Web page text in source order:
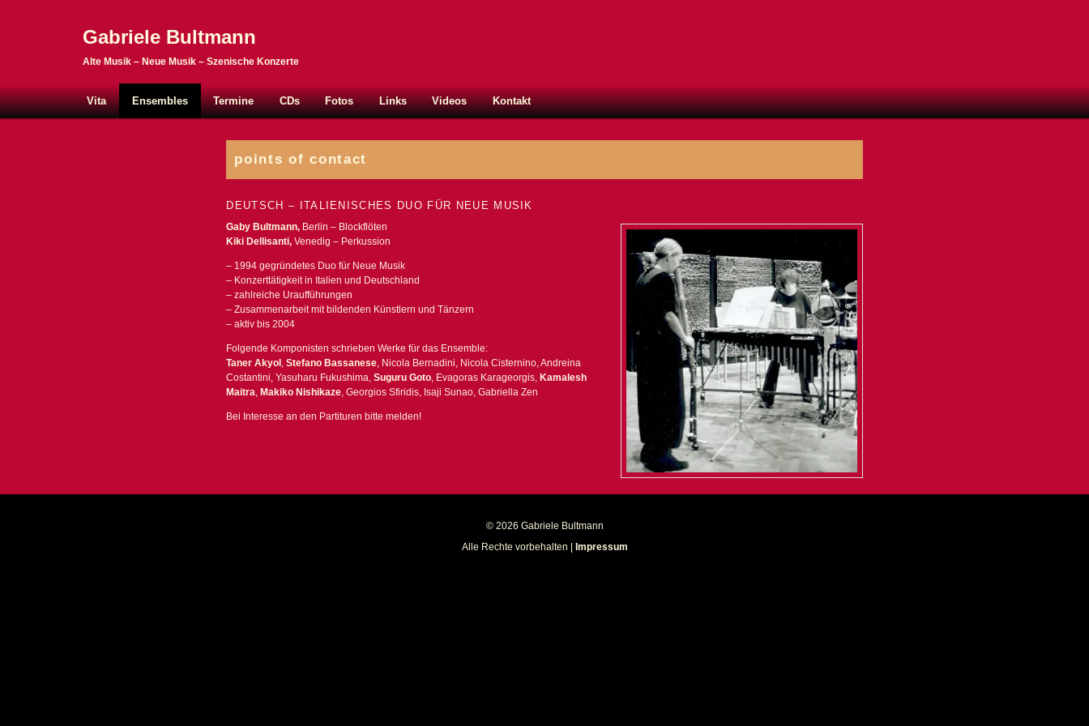
Gabriele Bultmann
Alte Musik – Neue Musik – Szenische Konzerte
Hauptmenü
Zum Inhalt wechseln
Zum sekundären Inhalt wechseln
Vita Ensembles Termine CDs Fotos Links Videos Kontakt
points of contact
DEUTSCH – ITALIENISCHES DUO FÜR NEUE MUSIK
Gaby Bultmann, Berlin – Blockflöten
Kiki Dellisanti, Venedig – Perkussion
– 1994 gegründetes Duo für Neue Musik
– Konzerttätigkeit in Italien und Deutschland
– zahlreiche Uraufführungen
– Zusammenarbeit mit bildenden Künstlern und Tänzern
– aktiv bis 2004
Folgende Komponisten schrieben Werke für das Ensemble:
Taner Akyol ,Stefano Bassanese, Nicola Bernadini, Nicola Cisternino, Andreina
Costantini, Yasuharu Fukushima,Suguru Goto, Evagoras Karageorgis, Kamalesh
Maitra, Makiko Nishikaze, Georgios Sfiridis, Isaji Sunao, Gabriella Zen
Bei Interesse an den Partituren bitte melden!
© 2026 Gabriele Bultmann
Alle Rechte vorbehalten |
Impressum